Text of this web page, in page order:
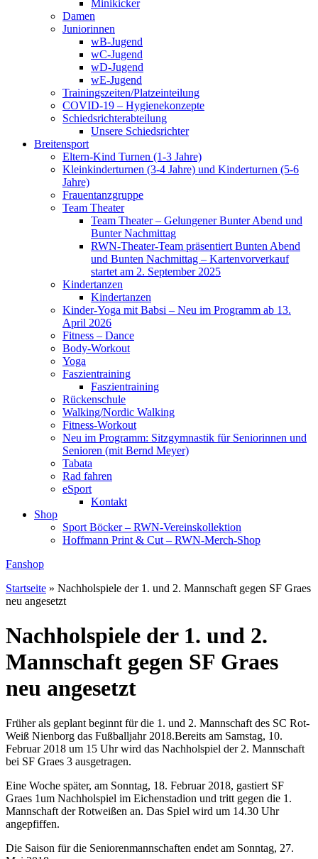
Minikicker
Damen
Juniorinnen
wB-Jugend
wC-Jugend
wD-Jugend
wE-Jugend
Trainingszeiten/Platzeinteilung
COVID-19 – Hygienekonzepte
Schiedsrichterabteilung
Unsere Schiedsrichter
Breitensport
Eltern-Kind Turnen (1-3 Jahre)
Kleinkinderturnen (3-4 Jahre) und Kinderturnen (5-6
Jahre)
Frauentanzgruppe
Team Theater
Team Theater – Gelungener Bunter Abend und
Bunter Nachmittag
RWN-Theater-Team präsentiert Bunten Abend
und Bunten Nachmittag – Kartenvorverkauf
startet am 2. September 2025
Kindertanzen
Kindertanzen
Kinder-Yoga mit Babsi – Neu im Programm ab 13.
April 2026
Fitness – Dance
Body-Workout
Yoga
Faszientraining
Faszientraining
Rückenschule
Walking/Nordic Walking
Fitness-Workout
Neu im Programm: Sitzgymnastik für Seniorinnen und
Senioren (mit Bernd Meyer)
Tabata
Rad fahren
eSport
Kontakt
Shop
Sport Böcker – RWN-Vereinskollektion
Hoffmann Print & Cut – RWN-Merch-Shop
Fanshop
Startseite » Nachholspiele der 1. und 2. Mannschaft gegen SF Graes
neu angesetzt
Nachholspiele der 1. und 2.
Mannschaft gegen SF Graes
neu angesetzt
Früher als geplant beginnt für die 1. und 2. Mannschaft des SC Rot-
Weiß Nienborg das Fußballjahr 2018.Bereits am Samstag, 10.
Februar 2018 um 15 Uhr wird das Nachholspiel der 2. Mannschaft
bei SF Graes 3 ausgetragen.
Eine Woche später, am Sonntag, 18. Februar 2018, gastiert SF
Graes 1um Nachholspiel im Eichenstadion und tritt gegen die 1.
Mannschaft der Rotweißen an. Das Spiel wird um 14.30 Uhr
angepfiffen.
Die Saison für die Seniorenmannschaften endet am Sonntag, 27.